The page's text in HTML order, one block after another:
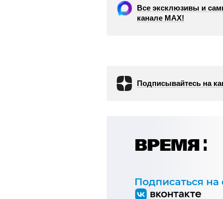
Все эксклюзивы и
канале МАХ!
Подписывайтесь на